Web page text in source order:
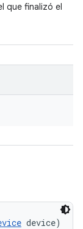
que finalizó el
device)